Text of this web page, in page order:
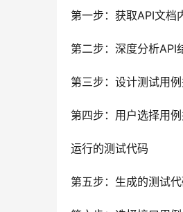
第一步：获取API文档
第二步：深度分析API
第三步：设计测试用
第四步：用户选择用
运行的测试代码
第五步：生成的测试